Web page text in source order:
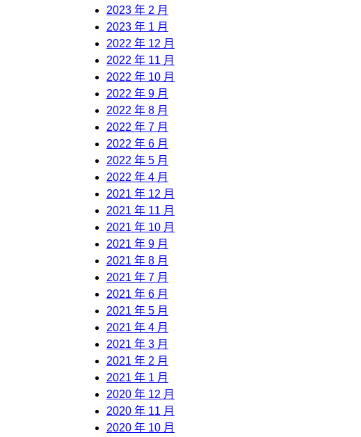
2023 年 2 月
2023 年 1 月
2022 年 12 月
2022 年 11 月
2022 年 10 月
2022 年 9 月
2022 年 8 月
2022 年 7 月
2022 年 6 月
2022 年 5 月
2022 年 4 月
2021 年 12 月
2021 年 11 月
2021 年 10 月
2021 年 9 月
2021 年 8 月
2021 年 7 月
2021 年 6 月
2021 年 5 月
2021 年 4 月
2021 年 3 月
2021 年 2 月
2021 年 1 月
2020 年 12 月
2020 年 11 月
2020 年 10 月